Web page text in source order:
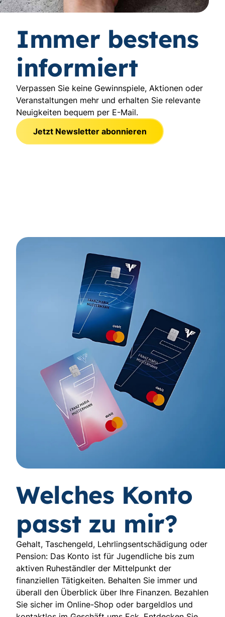
Immer bestens
informiert
Verpassen Sie keine Gewinnspiele, Aktionen oder
Veranstaltungen mehr und erhalten Sie relevante
Neuigkeiten bequem per E-Mail.
Jetzt Newsletter abonnieren
Welches Konto
passt zu mir?
Gehalt, Taschengeld, Lehrlingsentschädigung oder
Pension: Das Konto ist für Jugendliche bis zum
aktiven Ruheständler der Mittelpunkt der
finanziellen Tätigkeiten. Behalten Sie immer und
überall den Überblick über Ihre Finanzen. Bezahlen
Sie sicher im Online-Shop oder bargeldlos und